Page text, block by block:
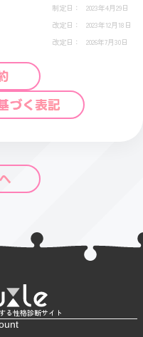
制定日
2023年4月29日
改定日
2023年12月18日
改定日
2026年7月30日
づく表記
る性格診断サイト